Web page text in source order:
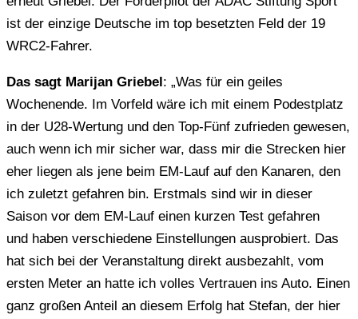
ist der einzige Deutsche im top besetzten Feld der 19
WRC2-Fahrer.
Das sagt Marijan Griebel: „Was für ein geiles
Wochenende. Im Vorfeld wäre ich mit einem Podestplatz
in der U28-Wertung und den Top-Fünf zufrieden gewesen,
auch wenn ich mir sicher war, dass mir die Strecken hier
eher liegen als jene beim EM-Lauf auf den Kanaren, den
ich zuletzt gefahren bin. Erstmals sind wir in dieser
Saison vor dem EM-Lauf einen kurzen Test gefahren
und haben verschiedene Einstellungen ausprobiert. Das
hat sich bei der Veranstaltung direkt ausbezahlt, vom
ersten Meter an hatte ich volles Vertrauen ins Auto. Einen
ganz großen Anteil an diesem Erfolg hat Stefan, der hier